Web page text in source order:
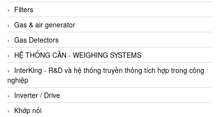
Filters
Gas & air generator
Gas Detectors
HỆ THỐNG CÂN - WEIGHING SYSTEMS
InterKing - R&D và hệ thống truyền thông tích hợp trong công
nghiệp
Inverter / Drive
Khớp nối